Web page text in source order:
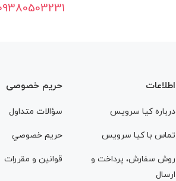
اطلاعات
درباره کيا سرويس
تماس با کيا سرويس
روش سفارش، پرداخت و
ارسال
حریم خصوصی
سؤالات متداول
حريم خصوصي
قوانين و مقررات